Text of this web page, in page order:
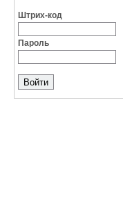
Штрих-код
Пароль